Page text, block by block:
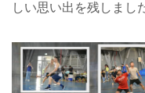
しい思い出を残しまし